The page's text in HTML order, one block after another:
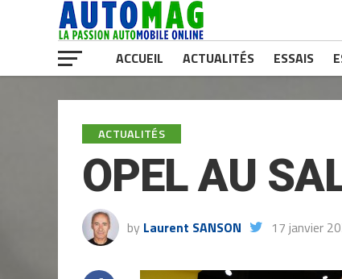
ACCUEIL ACTUALITÉS ESSAIS
ACTUALITÉS
OPEL AU
by Laurent SANSON 17 janvier